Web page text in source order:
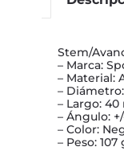
Stem/
– Marca:
– Material:
–
– Largo: 40
– Ángulo:
– Color:
– Peso: 107